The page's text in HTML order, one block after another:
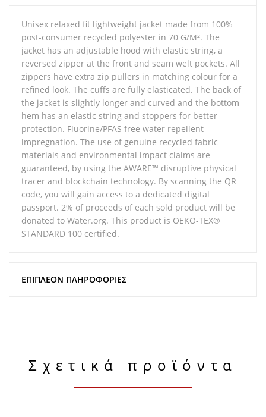
Unisex relaxed fit lightweight jacket made from 100%
post-consumer recycled polyester in 70 G/M². The
jacket has an adjustable hood with elastic string, a
reversed zipper at the front and seam welt pockets. All
zippers have extra zip pullers in matching colour for a
refined look. The cuffs are fully elasticated. The back of
the jacket is slightly longer and curved and the bottom
hem has an elastic string and stoppers for better
protection. Fluorine/PFAS free water repellent
impregnation. The use of genuine recycled fabric
materials and environmental impact claims are
guaranteed, by using the AWARE™ disruptive physical
tracer and blockchain technology. By scanning the QR
code, you will gain access to a dedicated digital
passport. 2% of proceeds of each sold product will be
donated to Water.org. This product is OEKO-TEX®
STANDARD 100 certified.
ΕΠΙΠΛΈΟΝ ΠΛΗΡΟΦΟΡΊΕΣ
Σχετικά προϊόντα